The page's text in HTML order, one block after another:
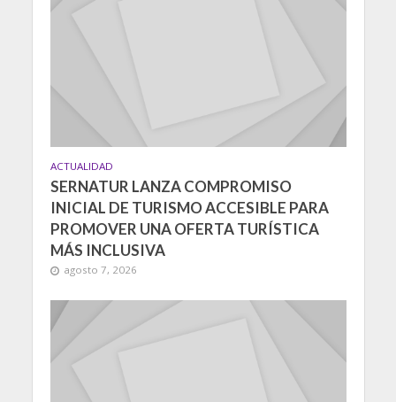
ACTUALIDAD
SERNATUR LANZA COMPROMISO
INICIAL DE TURISMO ACCESIBLE PARA
PROMOVER UNA OFERTA TURÍSTICA
MÁS INCLUSIVA
agosto 7, 2026